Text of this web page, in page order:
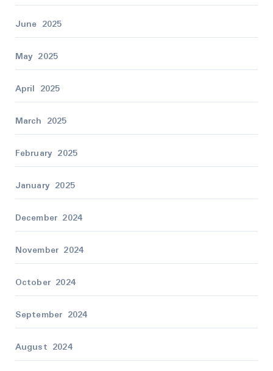
June 2025
May 2025
April 2025
March 2025
February 2025
January 2025
December 2024
November 2024
October 2024
September 2024
August 2024